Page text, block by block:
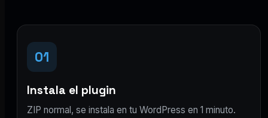
01
Instala el plugin
ZIP normal, se instala en tu WordPress en 1 minuto.